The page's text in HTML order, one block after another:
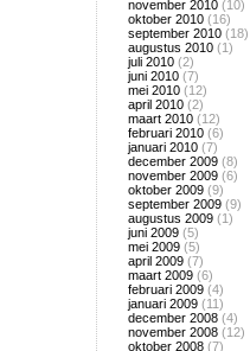
november 2010 (10)
oktober 2010 (16)
september 2010 (18)
augustus 2010 (1)
juli 2010 (2)
juni 2010 (7)
mei 2010 (12)
april 2010 (2)
maart 2010 (12)
februari 2010 (6)
januari 2010 (7)
december 2009 (8)
november 2009 (6)
oktober 2009 (9)
september 2009 (9)
augustus 2009 (1)
juni 2009 (5)
mei 2009 (5)
april 2009 (7)
maart 2009 (6)
februari 2009 (4)
januari 2009 (11)
december 2008 (4)
november 2008 (12)
oktober 2008 (7)